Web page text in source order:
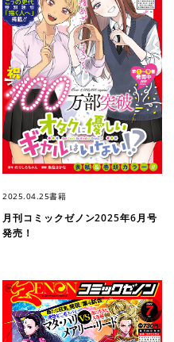
2025.04.25書籍
月刊コミックゼノン2025年6月号
発売！